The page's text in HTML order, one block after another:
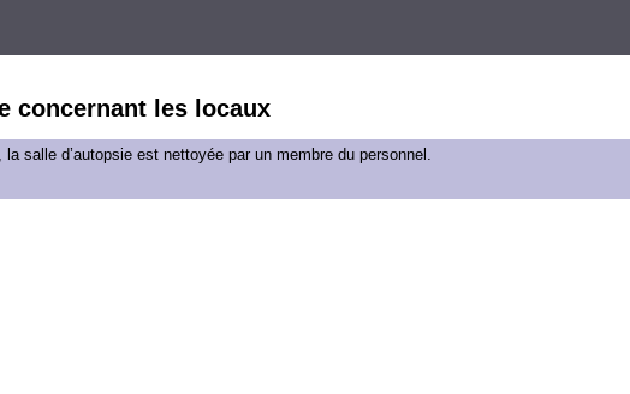
concernant les locaux
salle d’autopsie est nettoyée par un membre du personnel.